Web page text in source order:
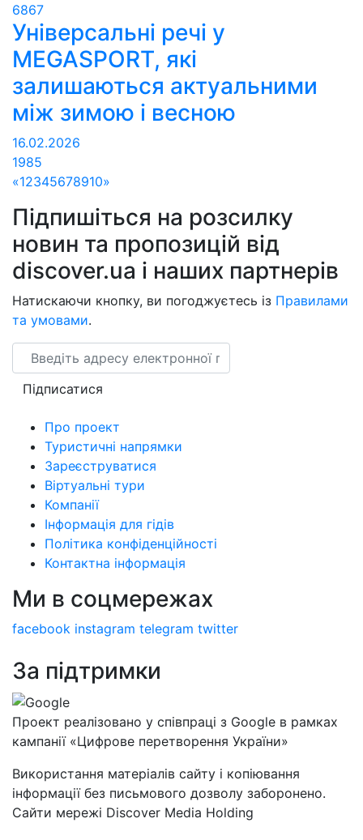
6867
Універсальні речі у
MEGASPORT, які
залишаються актуальними
між зимою і весною
16.02.2026
1985
«12345678910»
Підпишіться на розсилку
новин та пропозицій від
discover.ua і наших партнерів
Натискаючи кнопку, ви погоджуєтесь із Правилами
та умовами.
Email
Підписатися
Про проект
Туристичні напрямки
Зареєструватися
Віртуальні тури
Компанії
Інформація для гідів
Політика конфіденційності
Контактна інформація
Ми в соцмережах
facebook instagram telegram twitter
За підтримки
Проект реалізовано у співпраці з Google в рамках
кампанії «Цифрове перетворення України»
Використання матеріалів сайту і копіювання
інформації без письмового дозволу заборонено.
Сайти мережі Discover Media Holding